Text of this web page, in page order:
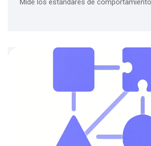
Mide los estándares de